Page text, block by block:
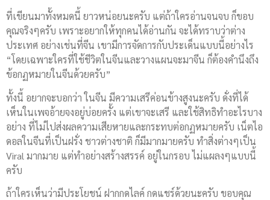
ที่เขียนมาทั้งหมดนี้ ยาวหน่อยนะครับ แต่ถ้าใครอ่านจนจบ ก็ขอบ
คุณจริงๆครับ เพราะอยากให้ทุกคนได้อ่านกัน จะได้ทราบว่าต่าง
ประเทศ อย่างเช่นที่จีน เขามีการจัดการกับประเด็นแบบนี้อย่างไร
“โดยเฉพาะใครที่ใช้ชีวิตในจีนและวางแผนจะมาจีน ก็ต้องคำนึงถึง
ข้อกฏหมายในจีนด้วยครับ”
ทั้งนี้ อยากจะบอกว่า ในจีน มีความเสรีค่อนข้างสูงนะครับ ดั่งที่ได้
เห็นในเพจอ้ายจงอยู่บ่อยครั้ง แต่เขาจะเสรี และใช้สิทธิทำอะไรบาง
อย่าง ที่ไม่ไปส่งผลความเสียหายและกระทบต่อกฏหมายครับ เน็ตไอ
ดอลในจีนที่เป็นฝรั่ง ชาวต่างชาติ ก็มีมากมายครับ ทำสิ่งต่างๆเป็น
Viral มากมาย แต่ทำอย่างสร้างสรรค์ อยู่ในกรอบ ไม่แผลงๆแบบนี้
ครับ
ถ้าใครเห็นว่ามีประโยชน์ ฝากกดไลค์ กดแชร์ด้วยนะครับ ขอบคุณ